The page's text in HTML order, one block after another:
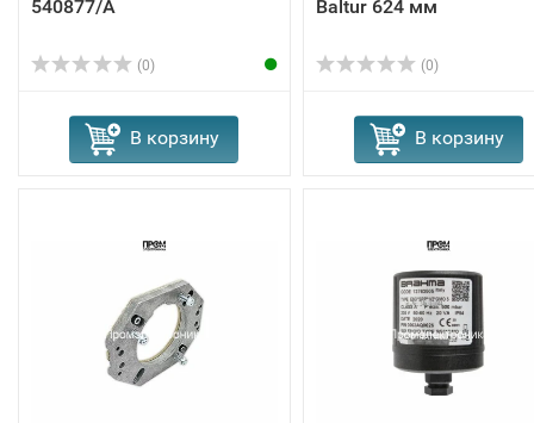
540877/A
(0)
В корзину
Baltur 624 мм
(0)
В корзину